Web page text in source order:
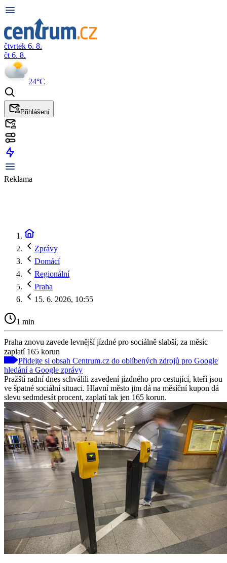
čtvrtek 6. 8.
čt 6. 8.
24°C
Přihlášení
Reklama
Zprávy
Domácí
Regionální
Praha
15. 6. 2026, 10:55
1 min
Praha znovu zavede levnější jízdné pro sociálně slabší, za měsíc
zaplatí 165 korun
Přidejte si obsah Centrum.cz do oblíbených zdrojů pro Google
hledání a Google zprávy
Pražští radní dnes schválili zavedení jízdného pro cestující, kteří jsou
ve špatné sociální situaci. Hlavní město jim dá na měsíční kupon dá
slevu sedmdesát procent, zaplatí tak jen 165 korun.